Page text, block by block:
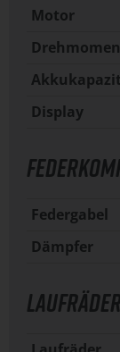
Motor
Display
Federgabel
Dämpfer